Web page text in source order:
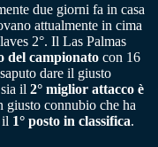
due giorni fa in casa
attualmente in cima
2°. Il Las Palmas
del campionato con 16
dare il giusto
il 2° miglior attacco è
connubio che ha
il 1° posto in classifica.